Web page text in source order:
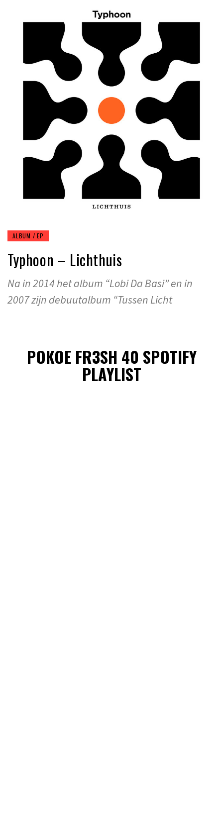
ALBUM / EP
Typhoon – Lichthuis
Na in 2014 het album “Lobi Da Basi” en in
2007 zijn debuutalbum “Tussen Licht
POKOE FR3SH 40 SPOTIFY
PLAYLIST